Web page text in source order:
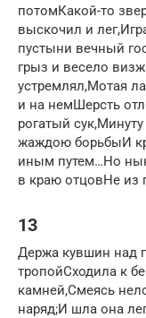
потомКакой-то
выскочил и
пустыни вечный
грыз и весело
устремлял,Мотая
и на немШерсть
рогатый
жаждою борьбыИ
иным путем…Но
в краю отцовНе из
13
Держа кувшин над
тропойСходила к
камней,Смеясь
наряд;И шла она